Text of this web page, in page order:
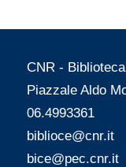
o
u
s
P
P
o
s
t
CNR -
Piazzale Aldo
06.4993361
biblioce@cnr.it
bice@pec.cnr.it